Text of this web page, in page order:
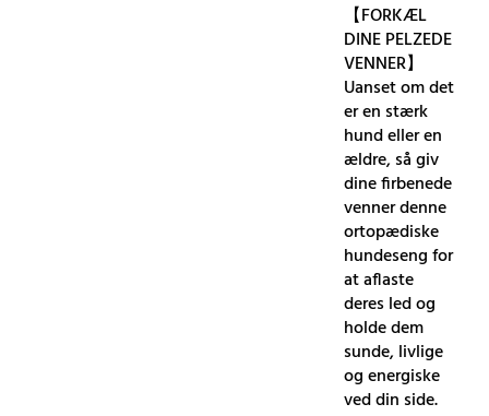
【FORKÆL
DINE PELZEDE
VENNER】
Uanset om det
er en stærk
hund eller en
ældre, så giv
dine firbenede
venner denne
ortopædiske
hundeseng for
at aflaste
deres led og
holde dem
sunde, livlige
og energiske
ved din side.